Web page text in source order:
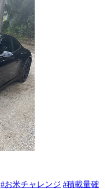
#お米チャレンジ #積載量確